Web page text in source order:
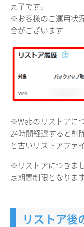
完了です。
※お客様のご運用状
合がございます
※Webのリストアに
24時間経過すると削
と古いリストアファ
※リストアにつきま
定期間制限となりま
リストア後